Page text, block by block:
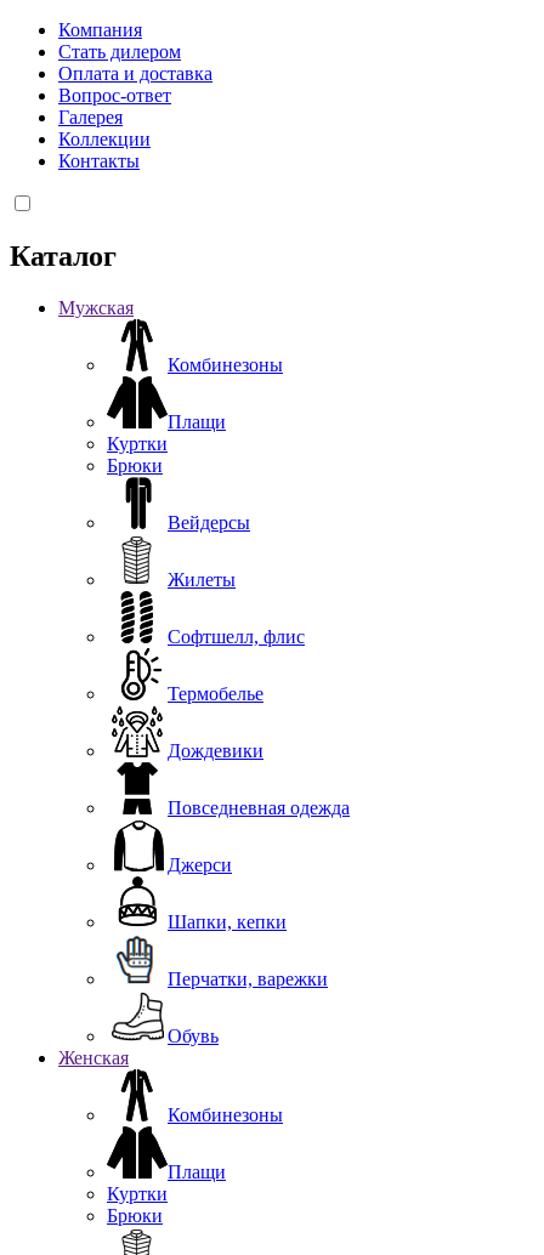
Компания
Стать дилером
Оплата и доставка
Вопрос-ответ
Галерея
Коллекции
Контакты
Каталог
Мужская
Комбинезоны
Плащи
Куртки
Брюки
Вейдерсы
Жилеты
Софтшелл, флис
Термобелье
Дождевики
Повседневная одежда
Джерси
Шапки, кепки
Перчатки, варежки
Обувь
Женская
Комбинезоны
Плащи
Куртки
Брюки